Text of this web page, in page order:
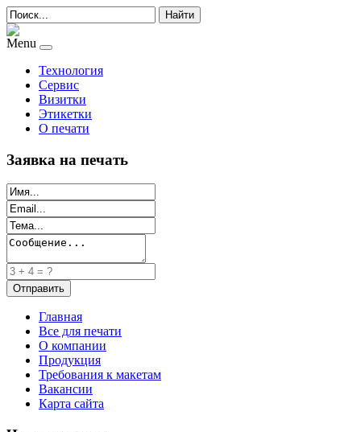
Найти
Menu
Технология
Сервис
Визитки
Этикетки
О печати
Заявка на печать
Главная
Все для печати
О компании
Продукция
Требования к макетам
Вакансии
Карта сайта